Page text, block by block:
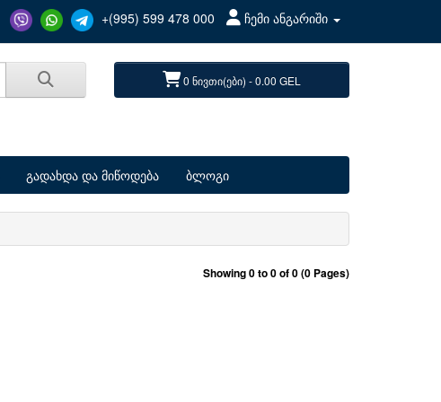
+(995) 599 478 000 ჩემი ანგარიში
0 ნივთი(ები) - 0.00 GEL
გადახდა და მიწოდება ბლოგი
Showing 0 to 0 of 0 (0 Pages)